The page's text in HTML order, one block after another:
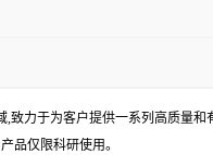
力于为客户提供一系列高质量
品仅限科研使用。